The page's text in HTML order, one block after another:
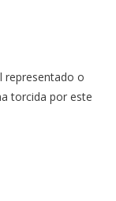
representado o
torcida por este